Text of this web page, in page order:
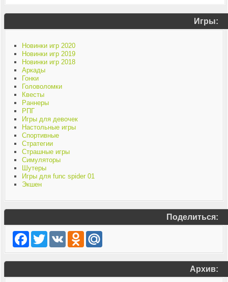
Игры:
Новинки игр 2020
Новинки игр 2019
Новинки игр 2018
Аркады
Гонки
Головоломки
Квесты
Раннеры
РПГ
Игры для девочек
Настольные игры
Спортивные
Стратегии
Страшные игры
Симуляторы
Шутеры
Игры для func spider 01
Экшен
Поделиться:
Facebook
TwitterVK Odnoklassniki
Mail.Ru
Архив: